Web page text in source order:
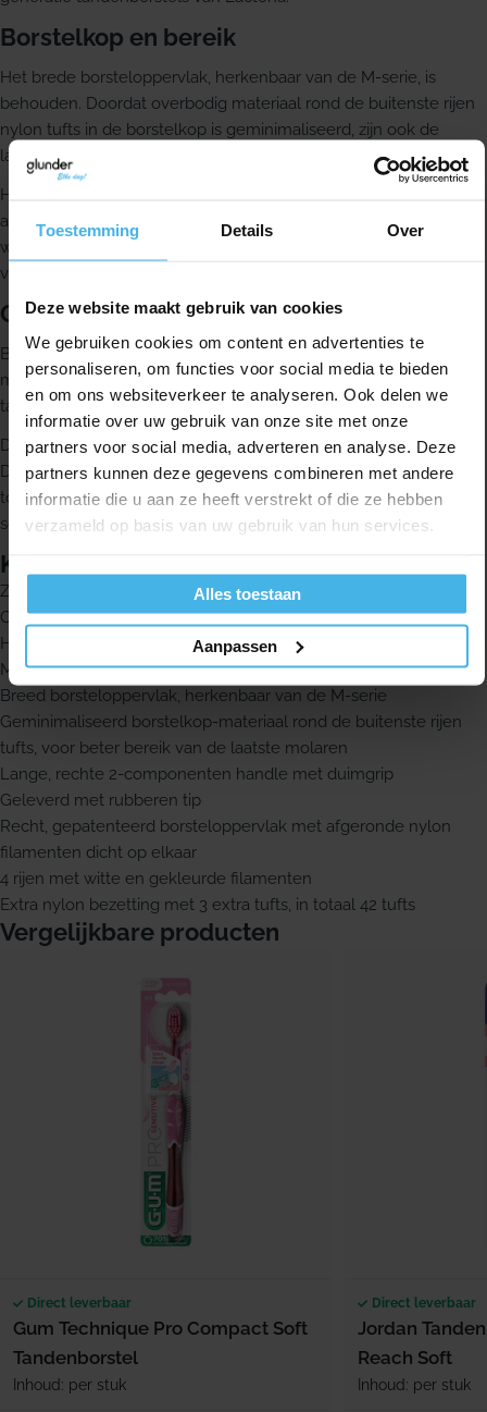
Toestemming Details Over
Deze website maakt gebruik van cookies
We gebruiken cookies om content en advertenties te
personaliseren, om functies voor social media te bieden
en om ons websiteverkeer te analyseren. Ook delen we
informatie over uw gebruik van onze site met onze
partners voor social media, adverteren en analyse. Deze
partners kunnen deze gegevens combineren met andere
informatie die u aan ze heeft verstrekt of die ze hebben
verzameld op basis van uw gebruik van hun services.
Alles toestaan
Aanpassen
Borstelkop en bereik
Het brede borsteloppervlak, herkenbaar van de M-serie, is
behouden. Doordat overbodig materiaal rond de buitenste rijen
nylon tufts in de borstelkop is geminimaliseerd, zijn ook de
laatste molaren goed bereikbaar.
Het rechte, gepatenteerde multi-tufted borsteloppervlak heeft
afgeronde nylon filamenten die dicht bij elkaar staan. Daarmee
wordt, voor zover mogelijk, trauma aan tanden en tandvlees
voorkomen.
Comfort en uitvoering
Bij de vormgeving van de lange, rechte 2-componenten handle
met duimgrip zijn effectiviteit en comfort samengebracht. De
tandenborstel wordt geleverd met een rubberen tip.
Deze uitvoering heeft 4 rijen met witte en gekleurde filamenten.
Daarnaast is er een extra nylon bezetting met 3 extra tufts, in
totaal 42 tufts. De Lactona IQ Easycomfort is leverbaar in x-soft,
soft en medium. Dit product is de soft variant.
Kenmerken
Zachte tandenborstel uit de Lactona IQ Easycomfort productlijn
Optimale en constante kwaliteit in materiaalkeuze en afwerking
Hoogwaardige nylon Dupont Tynex filamenten
Multi-tufted borsteloppervlak
Breed borsteloppervlak, herkenbaar van de M-serie
Geminimaliseerd borstelkop-materiaal rond de buitenste rijen
tufts, voor beter bereik van de laatste molaren
Lange, rechte 2-componenten handle met duimgrip
Geleverd met rubberen tip
Recht, gepatenteerd borsteloppervlak met afgeronde nylon
filamenten dicht op elkaar
4 rijen met witte en gekleurde filamenten
Extra nylon bezetting met 3 extra tufts, in totaal 42 tufts
Vergelijkbare producten
Direct leverbaar
Gum Technique Pro Compact Soft
Tandenborstel
Inhoud: per stuk
Direct leverbaar
Jordan
Reach Soft
Inhoud: per stuk